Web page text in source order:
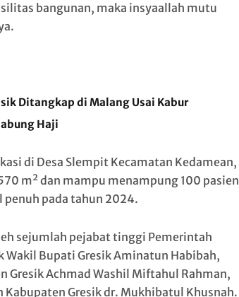
bangunan, maka insyaallah mutu
Ditangkap di Malang Usai Kabur
Haji
di Desa Slempit Kecamatan Kedamean,
m² dan mampu menampung 100 pasien
penuh pada tahun 2024.
sejumlah pejabat tinggi Pemerintah
Wakil Bupati Gresik Aminatun Habibah,
Gresik Achmad Washil Miftahul Rahman,
Kabupaten Gresik dr. Mukhibatul Khusnah.